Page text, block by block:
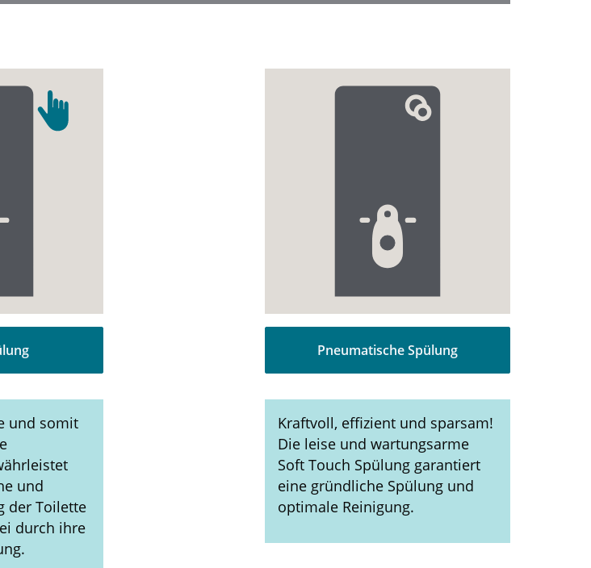
und somit
und
der Toilette
durch ihre
Pneumatische Spülung
Kraftvoll, effizient und sparsam!
Die leise und wartungsarme
Soft Touch Spülung garantiert
eine gründliche Spülung und
optimale Reinigung.